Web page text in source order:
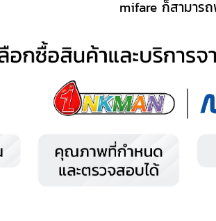
mifare ก็สามาร